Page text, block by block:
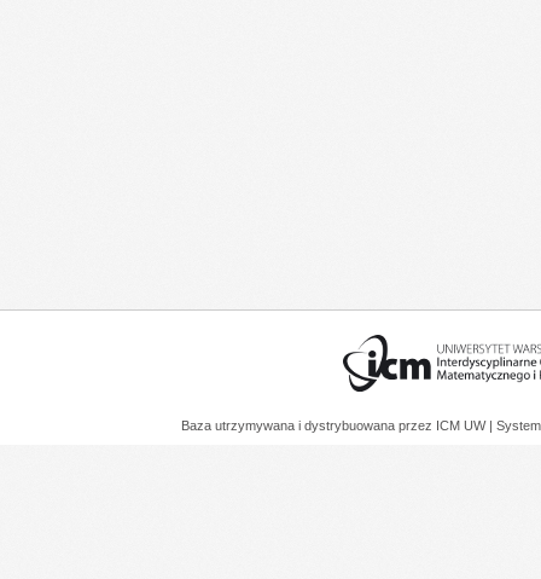
Baza utrzymywana i dystrybuowana przez ICM UW |